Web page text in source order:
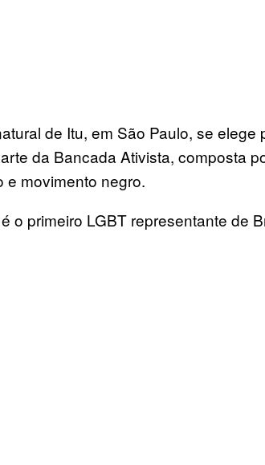
de Itu, em São Paulo, se elege
da Bancada Ativista, composta
e movimento negro.
o primeiro LGBT representante de